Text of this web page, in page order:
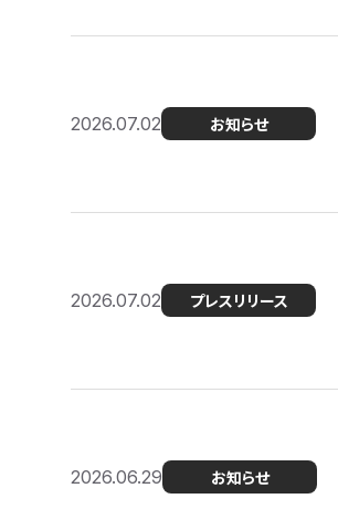
2026.07.02 お知らせ
2026.07.02 プレスリリース
2026.06.29 お知らせ